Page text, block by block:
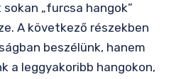
„furcsa hangok”
A következő részekben
beszélünk, hanem
a leggyakoribb hangokon,